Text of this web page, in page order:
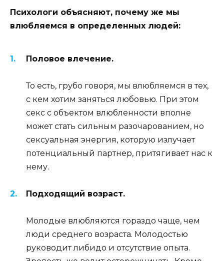
Психологи объясняют, почему же мы
влюбляемся в определенных людей:
Половое влечение.
То есть, грубо говоря, мы влюбляемся в тех,
с кем хотим заняться любовью. При этом
секс с объектом влюбленности вполне
может стать сильным разочарованием, но
сексуальная энергия, которую излучает
потенциальный партнер, притягивает нас к
нему.
Подходящий возраст.
Молодые влюбляются гораздо чаще, чем
люди среднего возраста. Молодостью
руководит либидо и отсутствие опыта.